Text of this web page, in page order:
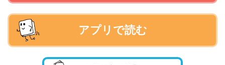
アプリで読む